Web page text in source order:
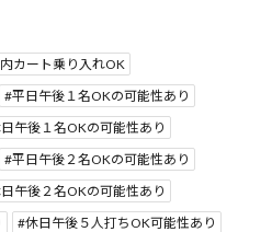
カート乗り入れOK
平日午後１名OKの可能性あり
午後１名OKの可能性あり
平日午後２名OKの可能性あり
午後２名OKの可能性あり
休日午後５人打ちOK可能性あり